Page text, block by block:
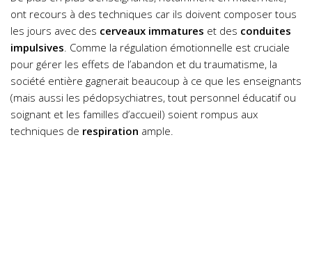
ont recours à des techniques car ils doivent composer tous
les jours avec des cerveaux immatures et des conduites
impulsives. Comme la régulation émotionnelle est cruciale
pour gérer les effets de l’abandon et du traumatisme, la
société entière gagnerait beaucoup à ce que les enseignants
(mais aussi les pédopsychiatres, tout personnel éducatif ou
soignant et les familles d’accueil) soient rompus aux
techniques de respiration ample.